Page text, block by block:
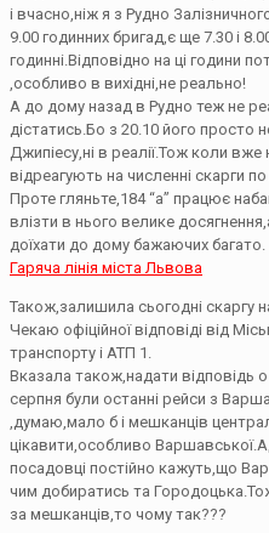
і вчасно,ніж я з Рудно
9.00 годинних бригад,є ще 7.30 і
годинні.Відповідно на ці години
,особливо в вихідні,не реально!
А до дому назад в Рудно теж не
дістатись.Бо з 20.10 його просто
Джипіесу,ні в реалії.Тож коли вже
відреагують на численні скарги
Проте гляньте,184 “а” працює
влізти в нього велике
доїхати до дому бажаючих багато.
Гаряча лінія міста Львова
Також,залишила сьогодні скаргу
Чекаю офіційної відповіді від
транспорту і АТП 1.
Вказала також,надати відповідь о
серпня були останні рейси з
,думаю,мало б і мешканців
цікавити,особливо
посадовці постійно кажуть,що
чим добиратись та
за мешканців,то чому так???